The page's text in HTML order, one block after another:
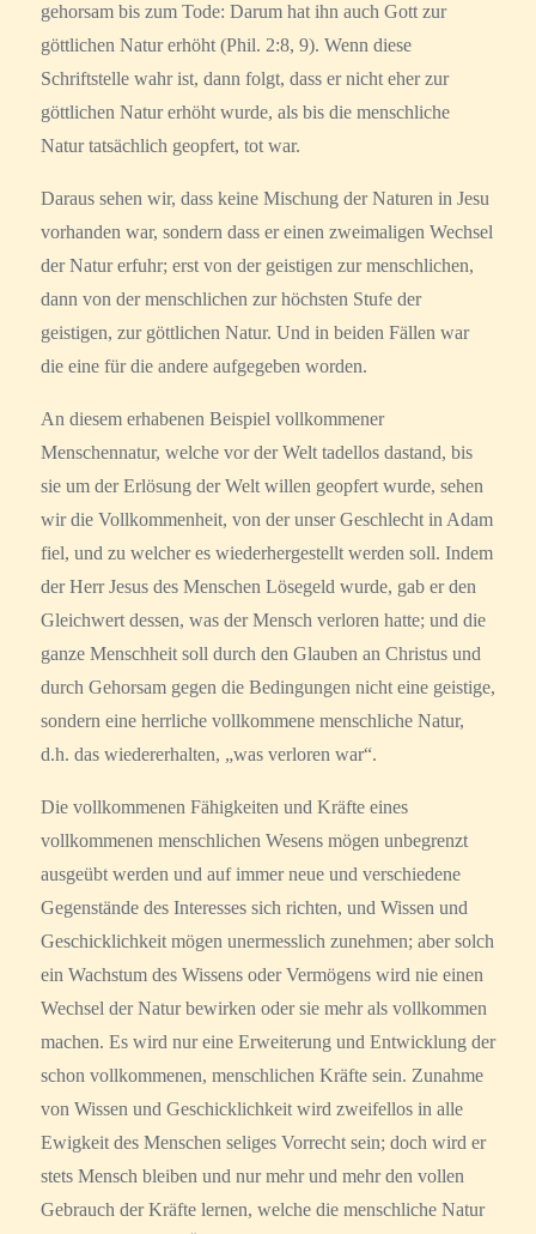
gehorsam bis zum Tode: Darum hat ihn auch Gott zur
göttlichen Natur erhöht (Phil. 2:8, 9). Wenn diese
Schriftstelle wahr ist, dann folgt, dass er nicht eher zur
göttlichen Natur erhöht wurde, als bis die menschliche
Natur tatsächlich geopfert, tot war.
Daraus sehen wir, dass keine Mischung der Naturen in Jesu
vorhanden war, sondern dass er einen zweimaligen Wechsel
der Natur erfuhr; erst von der geistigen zur menschlichen,
dann von der menschlichen zur höchsten Stufe der
geistigen, zur göttlichen Natur. Und in beiden Fällen war
die eine für die andere aufgegeben worden.
An diesem erhabenen Beispiel vollkommener
Menschennatur, welche vor der Welt tadellos dastand, bis
sie um der Erlösung der Welt willen geopfert wurde, sehen
wir die Vollkommenheit, von der unser Geschlecht in Adam
fiel, und zu welcher es wiederhergestellt werden soll. Indem
der Herr Jesus des Menschen Lösegeld wurde, gab er den
Gleichwert dessen, was der Mensch verloren hatte; und die
ganze Menschheit soll durch den Glauben an Christus und
durch Gehorsam gegen die Bedingungen nicht eine geistige,
sondern eine herrliche vollkommene menschliche Natur,
d.h. das wiedererhalten, „was verloren war“.
Die vollkommenen Fähigkeiten und Kräfte eines
vollkommenen menschlichen Wesens mögen unbegrenzt
ausgeübt werden und auf immer neue und verschiedene
Gegenstände des Interesses sich richten, und Wissen und
Geschicklichkeit mögen unermesslich zunehmen; aber solch
ein Wachstum des Wissens oder Vermögens wird nie einen
Wechsel der Natur bewirken oder sie mehr als vollkommen
machen. Es wird nur eine Erweiterung und Entwicklung der
schon vollkommenen, menschlichen Kräfte sein. Zunahme
von Wissen und Geschicklichkeit wird zweifellos in alle
Ewigkeit des Menschen seliges Vorrecht sein; doch wird er
stets Mensch bleiben und nur mehr und mehr den vollen
Gebrauch der Kräfte lernen, welche die menschliche Natur